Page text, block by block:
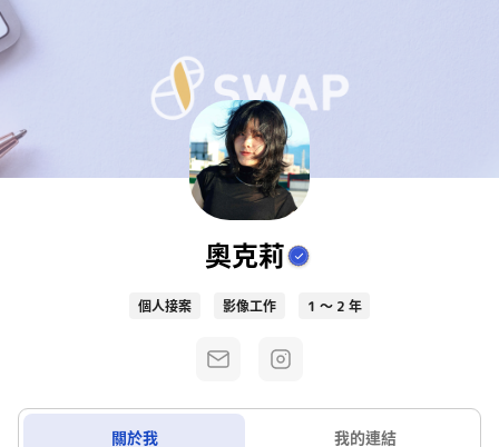
奧克莉
個人接案 影像工作 1 ～ 2 年
關於我 我的連結